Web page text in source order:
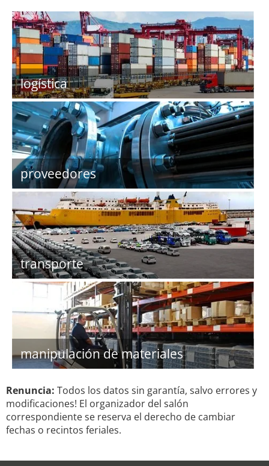
logística
proveedores
transporte
manipulación de materiales
Renuncia: Todos los datos sin garantía, salvo errores y
modificaciones! El organizador del salón
correspondiente se reserva el derecho de cambiar
fechas o recintos feriales.